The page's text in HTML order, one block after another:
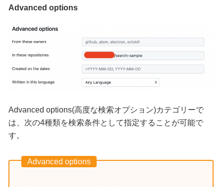
Advanced options
Advanced options(高度な検索オプション)カテゴリーで
は、次の4種類を検索条件として指定することが可能で
す。
Advanced options